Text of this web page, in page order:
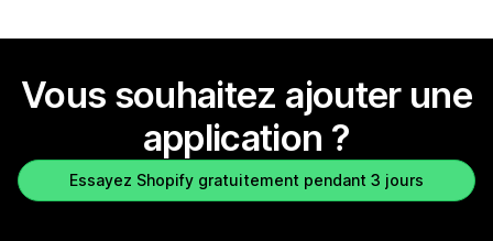
Vous souhaitez ajouter une
application ?
Essayez Shopify gratuitement pendant 3 jours